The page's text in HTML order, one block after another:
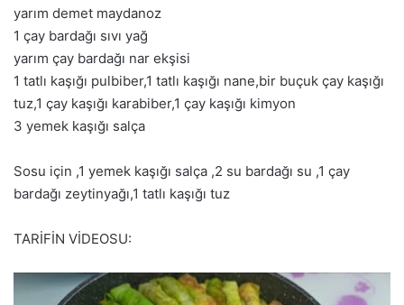
yarım demet maydanoz
1 çay bardağı sıvı yağ
yarım çay bardağı nar ekşisi
1 tatlı kaşığı pulbiber,1 tatlı kaşığı nane,bir buçuk çay kaşığı
tuz,1 çay kaşığı karabiber,1 çay kaşığı kimyon
3 yemek kaşığı salça
Sosu için ,1 yemek kaşığı salça ,2 su bardağı su ,1 çay
bardağı zeytinyağı,1 tatlı kaşığı tuz
TARİFİN VİDEOSU: